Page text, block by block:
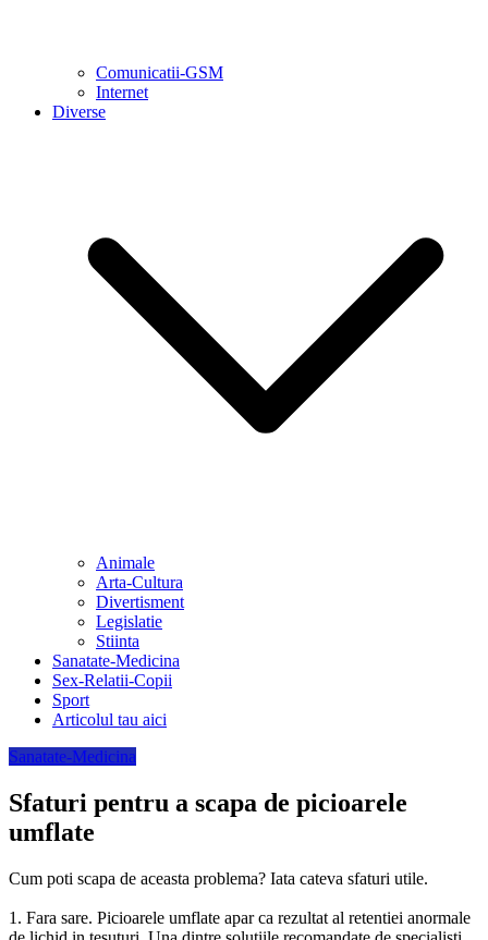
Comunicatii-GSM
Internet
Diverse
Animale
Arta-Cultura
Divertisment
Legislatie
Stiinta
Sanatate-Medicina
Sex-Relatii-Copii
Sport
Articolul tau aici
Sanatate-Medicina
Sfaturi pentru a scapa de picioarele
umflate
Cum poti scapa de aceasta problema? Iata cateva sfaturi utile.
1. Fara sare. Picioarele umflate apar ca rezultat al retentiei anormale